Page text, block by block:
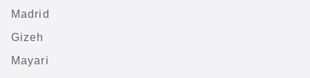
Madrid
Gizeh
Mayari